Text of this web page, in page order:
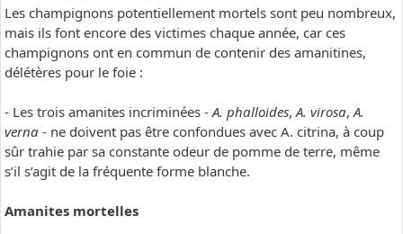
Les champignons potentiellement mortels sont peu nombreux,
mais ils font encore des victimes chaque année, car ces
champignons ont en commun de contenir des amanitines,
délétères pour le foie :
- Les trois amanites incriminées -A. phalloides,A. virosa,A.
verna - ne doivent pas être confondues avec A. citrina, à coup
sûr trahie par sa constante odeur de pomme de terre, même
s’il s’agit de la fréquente forme blanche.
Amanites mortelles